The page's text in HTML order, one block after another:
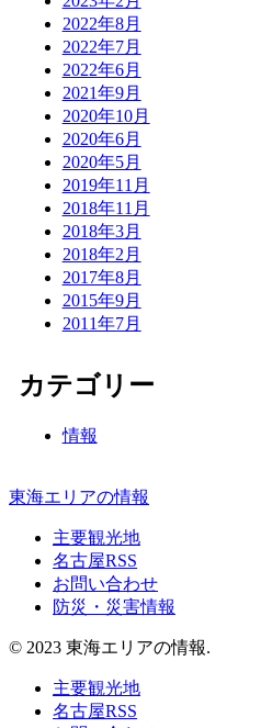
2022年8月
2022年7月
2022年6月
2021年9月
2020年10月
2020年6月
2020年5月
2019年11月
2018年11月
2018年3月
2018年2月
2017年8月
2015年9月
2011年7月
カテゴリー
情報
東海エリアの情報
主要観光地
名古屋RSS
お問い合わせ
防災・災害情報
© 2023 東海エリアの情報.
主要観光地
名古屋RSS